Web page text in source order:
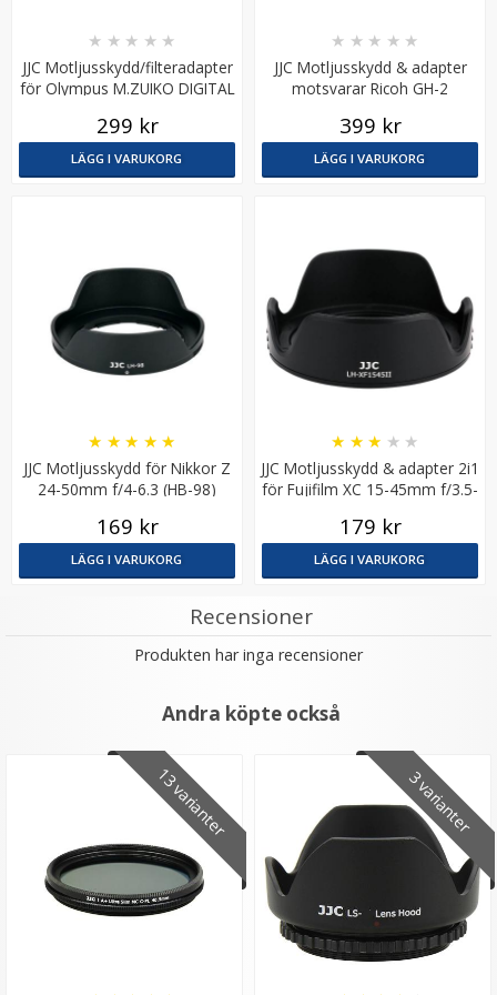
★ ★★
119 kr
★★
79 kr
LÄGG I VARUKORG
JJC Motljusskydd/filteradapter
för Olympus M.ZUIKO DIGITAL
★ ★ ★ ★ ★
299 kr
LÄGG I VARUKORG
JJC Motljusskydd & adapter
motsvarar Ricoh GH-2
★ ★ ★ ★ ★
399 kr
LÄGG I VARUKORG
JJC Motljusskydd för Nikkor Z
24-50mm f/4-6.3 (HB-98)
★ ★ ★ ★ ★
169 kr
LÄGG I VARUKORG
JJC Motljusskydd & adapter 2i1
för Fujifilm XC 15-45mm f/3.5-
★ ★ ★ ★ ★
179 kr
LÄGG I VARUKORG
Recensioner
Produkten har inga recensioner
Andra köpte också
13 varianter 3 varianter